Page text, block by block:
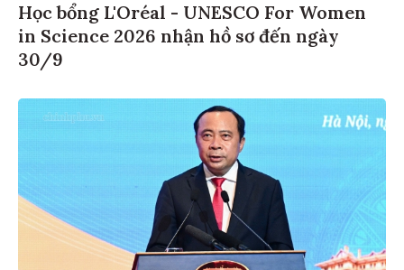
Học bổng L'Oréal - UNESCO For Women
in Science 2026 nhận hồ sơ đến ngày
30/9